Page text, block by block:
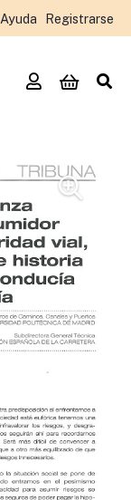
Ayuda Registrarse